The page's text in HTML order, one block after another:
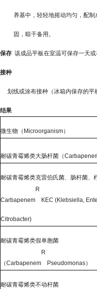
养基中，轻轻地摇动均匀，配制
固，晾干备用。
保存 该成品平板在室温可保存一天
接种
划线或涂布接种（冰箱内保存的
结果
微生物（ Microorganism）
耐碳青霉烯类大肠杆菌（
耐碳青霉烯类克雷伯氏菌、肠杆菌、
Carbapenem
R
KEC (Klebsiella,
Citrobacter)
耐碳青霉烯类假单胞菌
（Carbapenem
R
Pseudomonas）
耐碳青霉烯类不动杆菌